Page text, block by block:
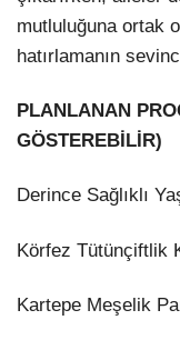
mutluluğuna ortak
hatırlamanın
PLANLANAN
GÖSTEREBİLİR)
Derince Sağlıklı
Körfez Tütünçiftlik
Kartepe Meşelik